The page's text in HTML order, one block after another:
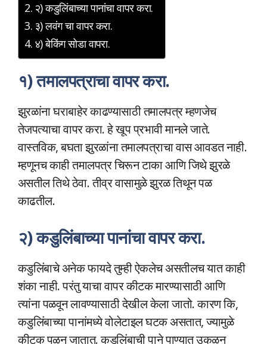
२) कडुलिंबाच्या पानांचा वापर करा.
३) लवंग चा वापर करा.
४) बेकिंग सोडा वापरा.
१) तमालपत्राचा वापर करा.
झुरळांना घराबाहेर काढण्यासाठी तमालपत्र म्हणजेच
तेजपत्याचा वापर करा. हे खूप प्रभावी मानले जाते.
वास्तविक, बघता झुरळांना तमालपत्राचा वास आवडत नाही.
म्हणूनच काही तमालपत्र चिरून टाका आणि जिथे झुरळे
असतील तिथे ठेवा. तीव्र वासामुळे झुरळ तिथून पळ
काढतील.
२) कडुलिंबाच्या पानांचा वापर करा.
कडुलिंबाचे अनेक फायदे तुम्ही ऐकलेच असतीलच यात काही
शंका नाही. परंतु याचा वापर कीटक मारण्यासाठी आणि
त्यांना पळवून लावण्यासाठी देखील केला जातो. कारण कि,
कडुलिंबाच्या पानांमध्ये वोलेटाइल घटक असतात, ज्यामुळे
कीटक पळून जातात. कडुलिंबाची पाने पाण्यात उकळून